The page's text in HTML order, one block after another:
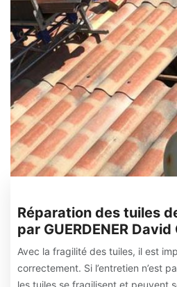
Réparation des tuiles
par GUERDENER
Avec la fragilité des tuiles, il est
correctement. Si l’entretien n’est
les tuiles se fragilisent et peuvent